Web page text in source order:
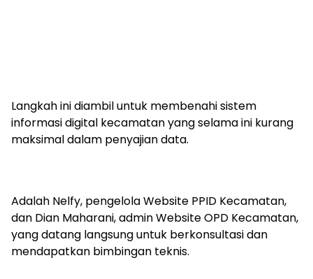
Langkah ini diambil untuk membenahi sistem
informasi digital kecamatan yang selama ini kurang
maksimal dalam penyajian data.
Adalah Nelfy, pengelola Website PPID Kecamatan,
dan Dian Maharani, admin Website OPD Kecamatan,
yang datang langsung untuk berkonsultasi dan
mendapatkan bimbingan teknis.